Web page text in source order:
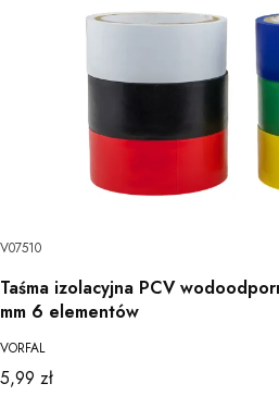
V07510
Taśma izolacyjna PCV
mm 6 elementów
VORFAL
Cena
5,99 zł